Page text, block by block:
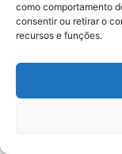
como comportamento
consentir ou retirar o
recursos e funções.
Acidente: